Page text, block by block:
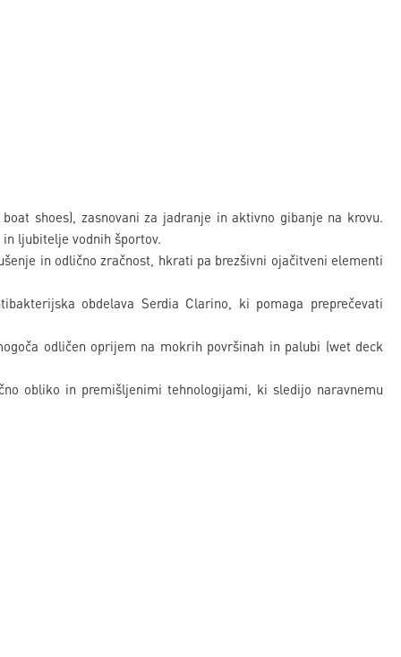
shoes), zasnovani za jadranje in aktivno gibanje na krovu.
ljubitelje vodnih športov.
in odlično zračnost, hkrati pa brezšivni ojačitveni elementi
obdelava Serdia Clarino, ki pomaga preprečevati
odličen oprijem na mokrih površinah in palubi (wet deck
obliko in premišljenimi tehnologijami, ki sledijo naravnemu